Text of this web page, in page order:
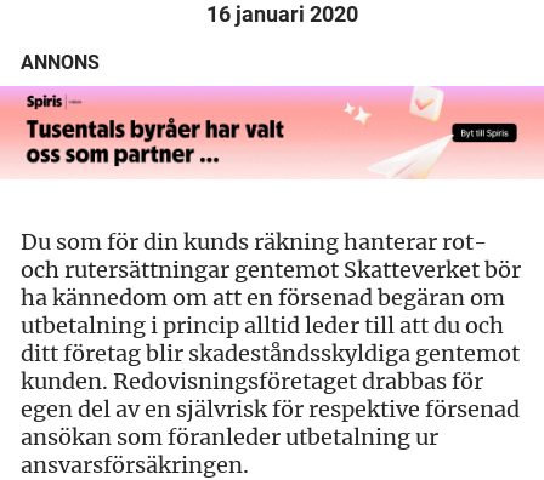
16 januari 2020
ANNONS
Du som för din kunds räkning hanterar rot-
och rutersättningar gentemot Skatteverket bör
ha kännedom om att en försenad begäran om
utbetalning i princip alltid leder till att du och
ditt företag blir skadeståndsskyldiga gentemot
kunden. Redovisningsföretaget drabbas för
egen del av en självrisk för respektive försenad
ansökan som föranleder utbetalning ur
ansvarsförsäkringen.